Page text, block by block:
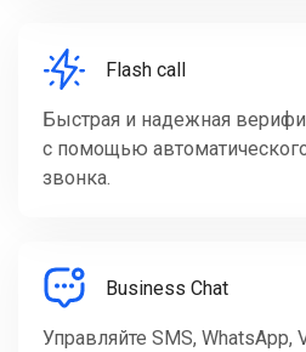
Flash call
Быстрая и надежная
с помощью
звонка.
Business Chat
Управляйте SMS, WhatsApp,